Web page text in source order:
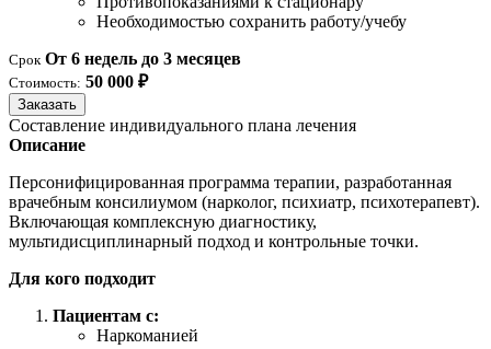
Необходимостью сохранить работу/учебу
Срок От 6 недель до 3 месяцев
Стоимость: 50 000 ₽
Заказать
Составление индивидуального плана лечения
Описание
Персонифицированная программа терапии, разработанная
врачебным консилиумом (нарколог, психиатр, психотерапевт).
Включающая комплексную диагностику,
мультидисциплинарный подход и контрольные точки.
Для кого подходит
Пациентам с:
Наркоманией